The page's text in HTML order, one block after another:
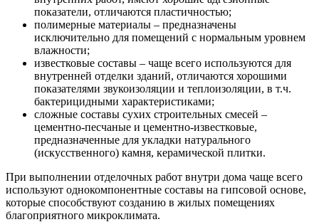
показатели, отличаются пластичностью;
полимерные материалы – предназначены
исключительно для помещений с нормальным уровнем
влажности;
известковые составы – чаще всего используются для
внутренней отделки зданий, отличаются хорошими
показателями звукоизоляции и теплоизоляции, в т.ч.
бактерицидными характеристиками;
сложные составы сухих строительных смесей –
цементно-песчаные и цементно-известковые,
предназначенные для укладки натурального
(искусственного) камня, керамической плитки.
При выполнении отделочных работ внутри дома чаще всего
используют однокомпонентные составы на гипсовой основе,
которые способствуют созданию в жилых помещениях
благоприятного микроклимата.